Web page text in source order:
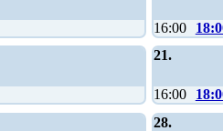
16:00
21.
16:00
28.